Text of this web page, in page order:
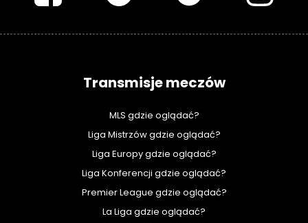
Transmisje meczów
MLS gdzie oglądać?
Liga Mistrzów gdzie oglądać?
Liga Europy gdzie oglądać?
Liga Konferencji gdzie oglądać?
Premier League gdzie oglądać?
La Liga gdzie oglądać?